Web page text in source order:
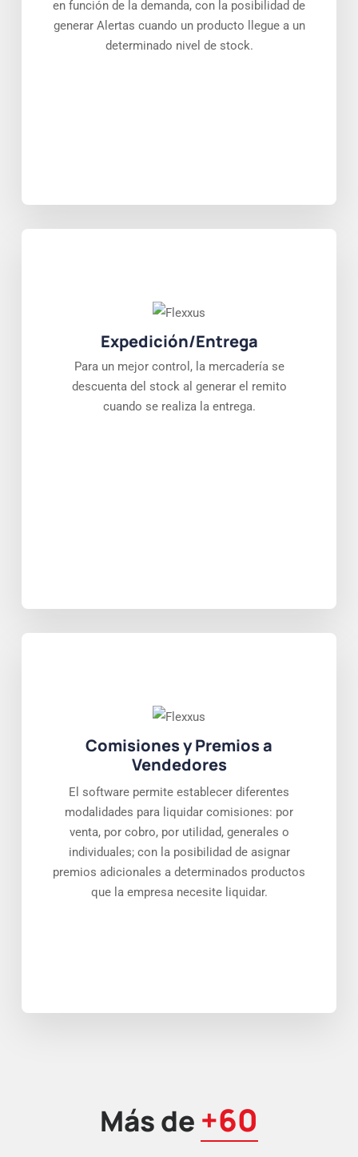
en función de la demanda, con la posibilidad de
generar Alertas cuando un producto llegue a un
determinado nivel de stock.
Expedición/Entrega
Para un mejor control, la mercadería se
descuenta del stock al generar el remito
cuando se realiza la entrega.
Comisiones y Premios a
Vendedores
El software permite establecer diferentes
modalidades para liquidar comisiones: por
venta, por cobro, por utilidad, generales o
individuales; con la posibilidad de asignar
premios adicionales a determinados productos
que la empresa necesite liquidar.
Más de +60